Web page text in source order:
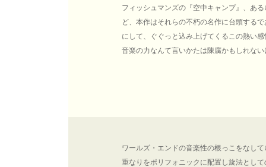
フィッシュマンズの『空中キャンプ』、あ
ど、本作はそれらの不朽の名作に台頭する
にして、ぐぐっと込み上げてくるこの熱い
音楽の力なんて言いかたは陳腐かもしれな
ワールズ・エンドの音楽性の根っこをなし
重なりをポリフォニックに配置し旋法とし